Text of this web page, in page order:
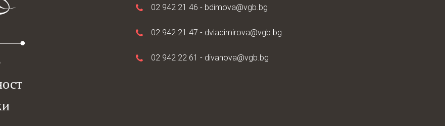
02 942 21 46 - bdimova@vgb.bg
02 942 21 47 - dvladimirova@vgb.bg
02 942 22 61 - divanova@vgb.bg